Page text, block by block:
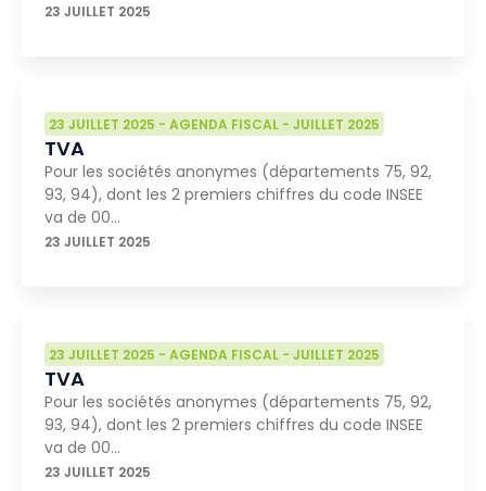
23 JUILLET 2025
23 JUILLET 2025 - AGENDA FISCAL - JUILLET 2025
TVA
Pour les sociétés anonymes (départements 75, 92,
93, 94), dont les 2 premiers chiffres du code INSEE
va de 00…
23 JUILLET 2025
23 JUILLET 2025 - AGENDA FISCAL - JUILLET 2025
TVA
Pour les sociétés anonymes (départements 75, 92,
93, 94), dont les 2 premiers chiffres du code INSEE
va de 00…
23 JUILLET 2025